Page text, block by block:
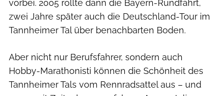
vorbei. 2005 rollte dann die Bayern-Rundfahrt,
zwei Jahre später auch die Deutschland-Tour im
Tannheimer Tal über benachbarten Boden.
Aber nicht nur Berufsfahrer, sondern auch
Hobby-Marathonisti können die Schönheit des
Tannheimer Tals vom Rennradsattel aus – und